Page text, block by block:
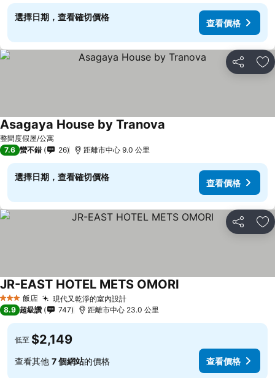
選擇日期，查看確切價格
查看價格
分享 加
整間度假屋/公寓
Asagaya House by Tranova
7.6 蠻不錯 26 距離市中心 9.0 公里
選擇日期，查看確切價格
查看價格
分享 加
3 星級 飯店 現代又乾淨的室內設計
JR-EAST HOTEL METS OMORI
8.9 超級讚 747 距離市中心 23.0 公里
低至 $2,149
查看其他 7 個網站的價格 查看價格